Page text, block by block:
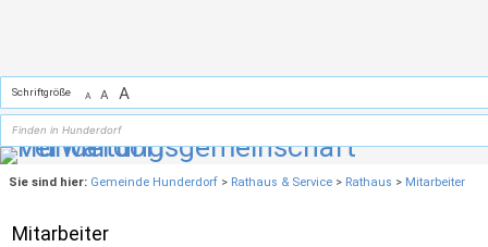
Schriftgröße A A A
Sie sind hier: Gemeinde Hunderdorf > Rathaus & Service > Rathaus > Mitarbeiter
Mitarbeiter